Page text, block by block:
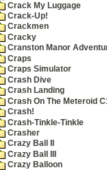
Crack My Luggage
Crack-Up!
Crackmen
Cracky
Cranston Manor
Craps
Craps Simulator
Crash Dive
Crash Landing
Crash On The Meteroid
Crash!
Crash-Tinkle-Tinkle
Crasher
Crazy Ball II
Crazy Ball III
Crazy Balloon